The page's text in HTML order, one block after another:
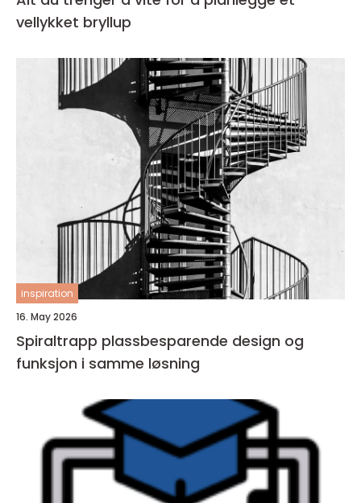
vellykket bryllup
inspiration
16. May 2026
Spiraltrapp plassbesparende design og
funksjon i samme løsning